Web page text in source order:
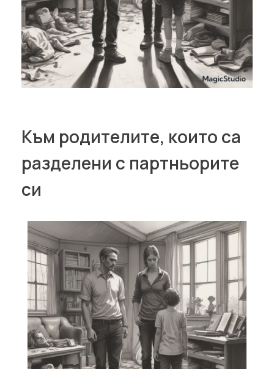
Към родителите, които са
разделени с партньорите
си